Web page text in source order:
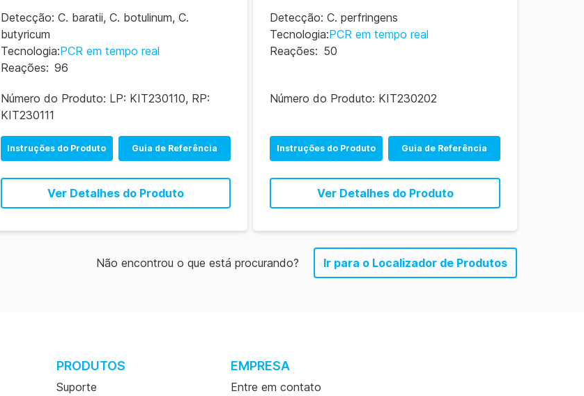
Detecção: C. baratii, C. botulinum, C.
butyricum
Tecnologia:PCR em tempo real
Reações: 96
Número do Produto: LP: KIT230110, RP:
KIT230111
Instruções do Produto Guia de Referência
Ver Detalhes do Produto
Detecção:C. perfringens
Tecnologia:PCR em tempo real
Reações: 50
Número do Produto: KIT230202
Instruções do Produto Guia de Referência
Ver Detalhes do Produto
Não encontrou o que está procurando? Ir para o Localizador de Produtos
PRODUTOS
Suporte
EMPRESA
Entre em contato